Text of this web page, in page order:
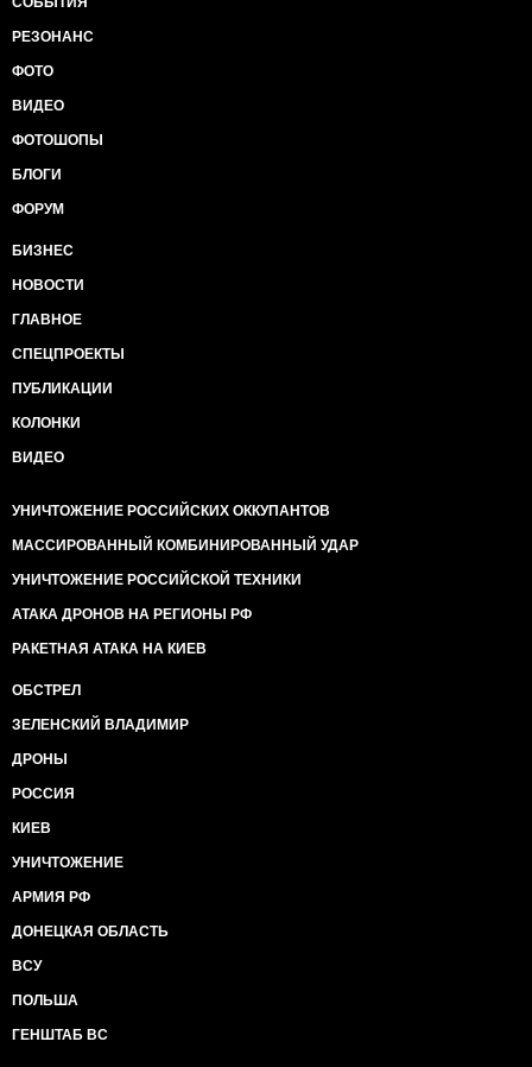
РЕЗОНАНС
ФОТО
ВИДЕО
ФОТОШОПЫ
БЛОГИ
ФОРУМ
БИЗНЕС
НОВОСТИ
ГЛАВНОЕ
СПЕЦПРОЕКТЫ
ПУБЛИКАЦИИ
КОЛОНКИ
ВИДЕО
УНИЧТОЖЕНИЕ РОССИЙСКИХ ОККУПАНТОВ
МАССИРОВАННЫЙ КОМБИНИРОВАННЫЙ УДАР
УНИЧТОЖЕНИЕ РОССИЙСКОЙ ТЕХНИКИ
АТАКА ДРОНОВ НА РЕГИОНЫ РФ
РАКЕТНАЯ АТАКА НА КИЕВ
ОБСТРЕЛ
ЗЕЛЕНСКИЙ ВЛАДИМИР
ДРОНЫ
РОССИЯ
КИЕВ
УНИЧТОЖЕНИЕ
АРМИЯ РФ
ДОНЕЦКАЯ ОБЛАСТЬ
ВСУ
ПОЛЬША
ГЕНШТАБ ВС